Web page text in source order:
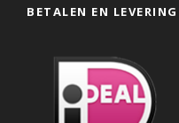
BETALEN EN LEVERING